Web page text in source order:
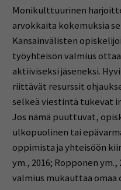
Monikulttuurinen
arvokkaita kokemuksia
Kansainvälisten
työyhteisön valmius
aktiiviseksi jäseneksi.
riittävät resurssit
selkeä viestintä tukevat
Jos nämä puuttuvat,
ulkopuolinen tai
oppimista ja yhteisöön
ym., 2016; Ropponen
valmius mukauttaa omaa